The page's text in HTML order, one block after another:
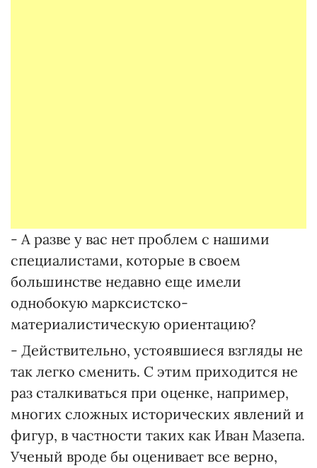
- А разве у вас нет проблем с нашими
специалистами, которые в своем
большинстве недавно еще имели
однобокую марксистско-
материалистическую ориентацию?
- Действительно, устоявшиеся взгляды не
так легко сменить. С этим приходится не
раз сталкиваться при оценке, например,
многих сложных исторических явлений и
фигур, в частности таких как Иван Мазепа.
Ученый вроде бы оценивает все верно,